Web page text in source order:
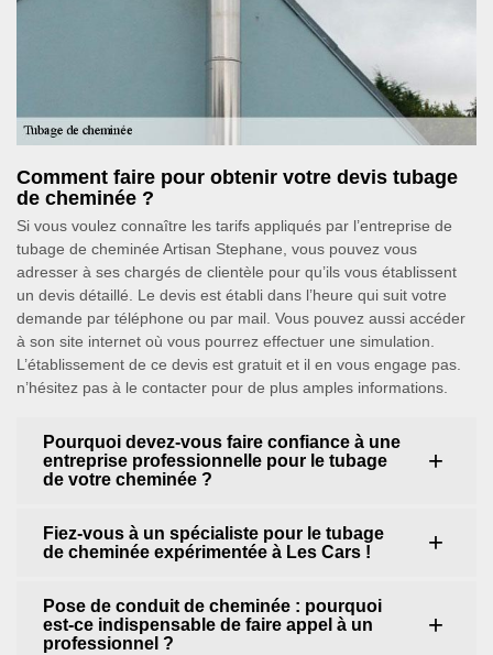
Comment faire pour obtenir votre devis tubage
de cheminée ?
Si vous voulez connaître les tarifs appliqués par l’entreprise de
tubage de cheminée Artisan Stephane, vous pouvez vous
adresser à ses chargés de clientèle pour qu’ils vous établissent
un devis détaillé. Le devis est établi dans l’heure qui suit votre
demande par téléphone ou par mail. Vous pouvez aussi accéder
à son site internet où vous pourrez effectuer une simulation.
L’établissement de ce devis est gratuit et il en vous engage pas.
n’hésitez pas à le contacter pour de plus amples informations.
Pourquoi devez-vous faire confiance à une
entreprise professionnelle pour le tubage
de votre cheminée ?
Fiez-vous à un spécialiste pour le tubage
de cheminée expérimentée à Les Cars !
Pose de conduit de cheminée : pourquoi
est-ce indispensable de faire appel à un
professionnel ?